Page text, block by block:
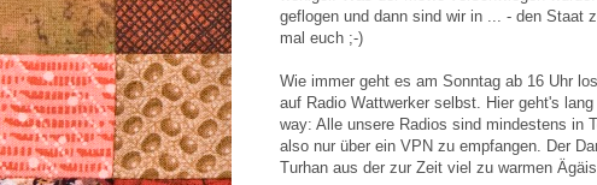
geflogen und dann sind wir in ... - den Staat
mal euch ;-)
Wie immer geht es am Sonntag ab 16 Uhr
auf Radio Wattwerker selbst. Hier geht's lang
way: Alle unsere Radios sind mindestens in
also nur über ein VPN zu empfangen. Der
Turhan aus der zur Zeit viel zu warmen Ägäis.